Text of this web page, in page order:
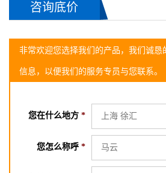
咨询底价
非常欢迎您选择我们的产品，我们诚恳
信息，以便我们的服务专员与您联系。
您在什么地方 *
您怎么称呼 *